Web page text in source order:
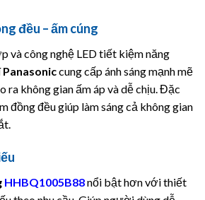
đều – ấm cúng
và công nghệ LED tiết kiệm năng
Panasoniccung cấp ánh sáng mạnh mẽ
ra không gian ấm áp và dễ chịu. Đặc
đồng đều giúp làm sáng cả không gian
HHBQ1005B88nổi bật hơn với thiết